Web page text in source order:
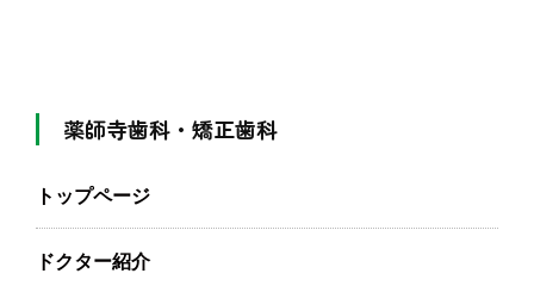
薬師寺歯科・矯正歯科
トップページ
ドクター紹介